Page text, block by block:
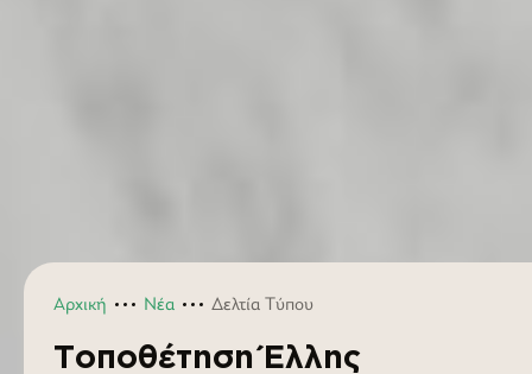
Αρχική Νέα Δελτία Τύπου
Τοποθέτηση Έλλης